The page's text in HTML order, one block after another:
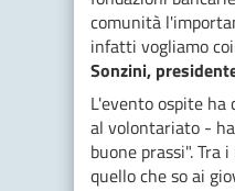
comunità
infatti vogliamo
Sonzini,
L'evento ospite
al volontariato -
buone prassi".
quello che so ai